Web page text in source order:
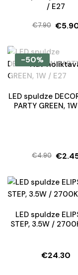
/ E27
€7.90
was:
€
is:
-50%
Nav
LED spuldze
PARTY GREEN,
€4.90
was:
€
is:
LED spuldze
STEP, 3.5W /
€24.30